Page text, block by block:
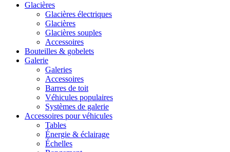
Glacières
Glacières électriques
Glacières
Glacières souples
Accessoires
Bouteilles & gobelets
Galerie
Galeries
Accessoires
Barres de toit
Véhicules populaires
Systèmes de galerie
Accessoires pour véhicules
Tables
Énergie & éclairage
Échelles